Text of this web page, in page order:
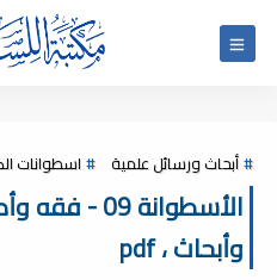
أبحاث ورسائل علمية اسطوانات
الأسطوانة
وأبحاث ، pdf